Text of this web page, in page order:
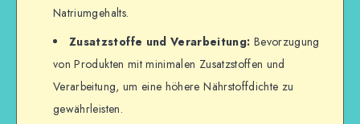
Natriumgehalts.
Zusatzstoffe und Verarbeitung: Bevorzugung
von Produkten mit minimalen Zusatzstoffen und
Verarbeitung, um eine höhere Nährstoffdichte zu
gewährleisten.